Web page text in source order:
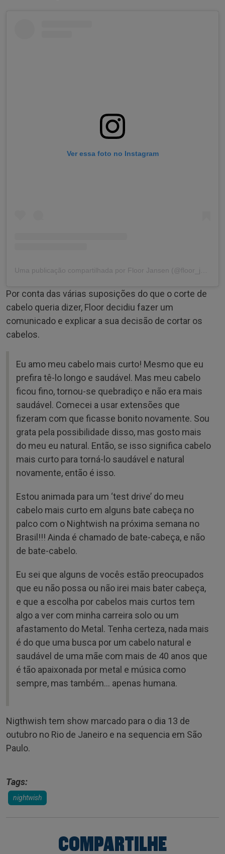
Ver essa foto no Instagram
Por conta das várias suposições do que o corte de
cabelo queria dizer, Floor decidiu fazer um
comunicado e explicar a sua decisão de cortar os
cabelos.
Eu amo meu cabelo mais curto! Mesmo que eu
prefira tê-lo longo e saudável. Mas meu cabelo
ficou fino, tornou-se quebradiço e não era mais
saudável. Comecei a usar extensões que
fizeram com que ficasse bonito novamente. Sou
grata pela possibilidade disso, mas gosto mais
do meu eu natural. Então, se isso significa cabelo
mais curto para torná-lo saudável e natural
novamente, então é isso.
Estou animada para um ‘test drive’ do meu
cabelo mais curto em alguns bate cabeça no
palco com o Nightwish na próxima semana no
Brasil!!! Ainda é chamado de bate-cabeça, e não
de bate-cabelo.
Eu sei que alguns de vocês estão preocupados
que eu não possa ou não irei mais bater cabeça,
e que a escolha por cabelos mais curtos tem
algo a ver com minha carreira solo ou um
afastamento do Metal. Tenha certeza, nada mais
é do que uma busca por um cabelo natural e
saudável de uma mãe com mais de 40 anos que
é tão apaixonada por metal e música como
sempre, mas também… apenas humana.
Nigthwish tem show marcado para o dia 13 de
outubro no Rio de Janeiro e na sequencia em São
Paulo.
Tags:
nightwish
COMPARTILHE